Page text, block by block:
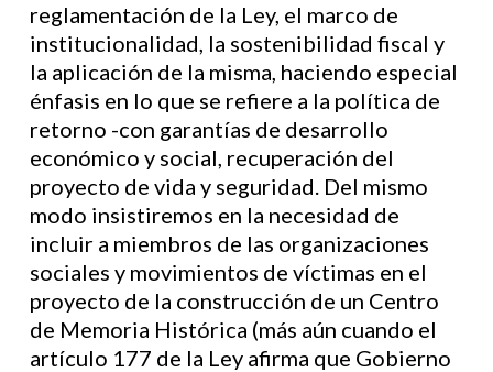
reglamentación de la Ley, el marco de
institucionalidad, la sostenibilidad fiscal y
la aplicación de la misma, haciendo especial
énfasis en lo que se refiere a la política de
retorno -con garantías de desarrollo
económico y social, recuperación del
proyecto de vida y seguridad. Del mismo
modo insistiremos en la necesidad de
incluir a miembros de las organizaciones
sociales y movimientos de víctimas en el
proyecto de la construcción de un Centro
de Memoria Histórica (más aún cuando el
artículo 177 de la Ley afirma que Gobierno